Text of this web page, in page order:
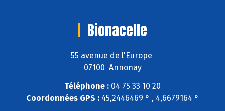
Bionacelle
55 avenue de l'Europe
07100 Annonay
Téléphone : 04 75 33 10 20
Coordonnées GPS : 45,2446469 ° , 4,6679164 °